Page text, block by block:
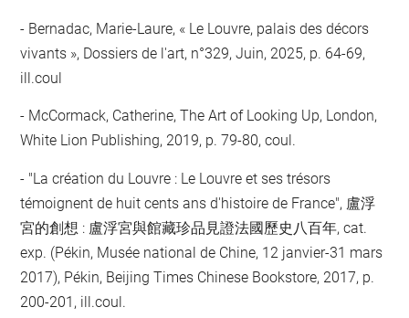
Bernadac, Marie-Laure, « Le Louvre, palais des décors
vivants », Dossiers de l'art, n°329, Juin, 2025, p. 64-69,
ill.coul
McCormack, Catherine, The Art of Looking Up, London,
White Lion Publishing, 2019, p. 79-80, coul.
"La création du Louvre : Le Louvre et ses trésors
témoignent de huit cents ans d'histoire de France", 盧浮
宮的創想 : 盧浮宮與館藏珍品見證法國歷史八百年, cat.
exp. (Pékin, Musée national de Chine, 12 janvier-31 mars
2017), Pékin, Beijing Times Chinese Bookstore, 2017, p.
200-201, ill.coul.